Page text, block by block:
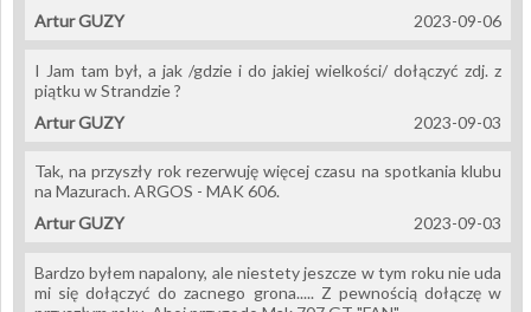
2023-09-06
Artur GUZY
I Jam tam był, a jak /gdzie i do jakiej wielkości/ dołączyć zdj. z
piątku w Strandzie ?
2023-09-03
Artur GUZY
Tak, na przyszły rok rezerwuję więcej czasu na spotkania klubu
na Mazurach. ARGOS - MAK 606.
2023-09-03
Artur GUZY
Bardzo byłem napalony, ale niestety jeszcze w tym roku nie uda
mi się dołączyć do zacnego grona..... Z pewnością dołączę w